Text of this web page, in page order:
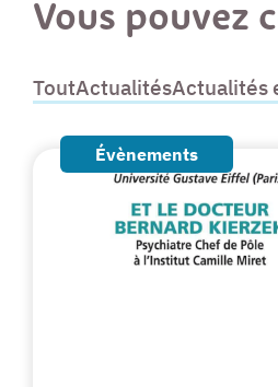
Vous pouvez
ToutActualitésActualités
Évènements